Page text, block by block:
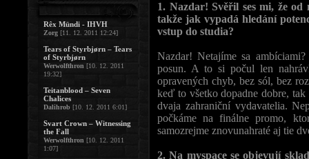
1. Nazdar! Svěřil ses mi, že od
takže jak vypadá hledání
vstup do studia?
Nazdar! Netajíme sa
posun. A to si počul len
opravených chyb, bez sól, bez
keď to všetko dopadne dobre,
dvaja zahraniční vydavatelia.
počkáme na finálne promo,
samozrejme znovunahraté aj tie
2. Na myspace se objevují
Rêx Mündi - IHVH
Zorg [11. 12. 2011 12:24]
Tears of Styrbjørn – Tears
of Styrbjørn
Werwolfthron [10. 12. 2011
19:32]
Teitanblood – Seven
Chalices
Dalihrob [10. 12. 2011 6:01]
Svart Crown – Witnessing
the Fall
Werwolfthron [10. 12. 2011
1:07]